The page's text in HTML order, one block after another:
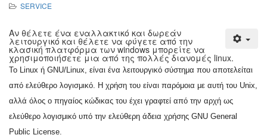
SERVICE
Αν θέλετε ένα εναλλακτικό και δωρεάν
λειτουργικό και θέλετε να φύγετε από την
κλασική πλατφόρμα των windows μπορείτε να
χρησιμοποιήσετε μια από της πολλές διανομές linux.
Το Linux ή GNU/Linux, είναι ένα λειτουργικό σύστημα που αποτελείται
από ελεύθερο λογισμικό. Η χρήση του είναι παρόμοια με αυτή του Unix,
αλλά όλος ο πηγαίος κώδικας του έχει γραφτεί από την αρχή ως
ελεύθερο λογισμικό υπό την ελεύθερη άδεια χρήσης GNU General
Public License.